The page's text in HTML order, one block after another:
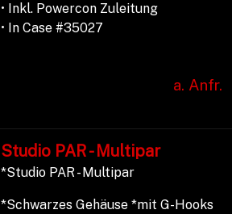
• Inkl. Powercon Zuleitung
• In Case #35027
a. Anfr.
Studio PAR - Multipar
*Studio PAR - Multipar
*Schwarzes Gehäuse *mit G-Hooks